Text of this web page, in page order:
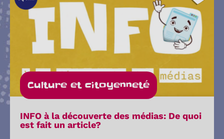
Culture et citoyenneté
INFO à la découverte des médias: De quoi
est fait un article?